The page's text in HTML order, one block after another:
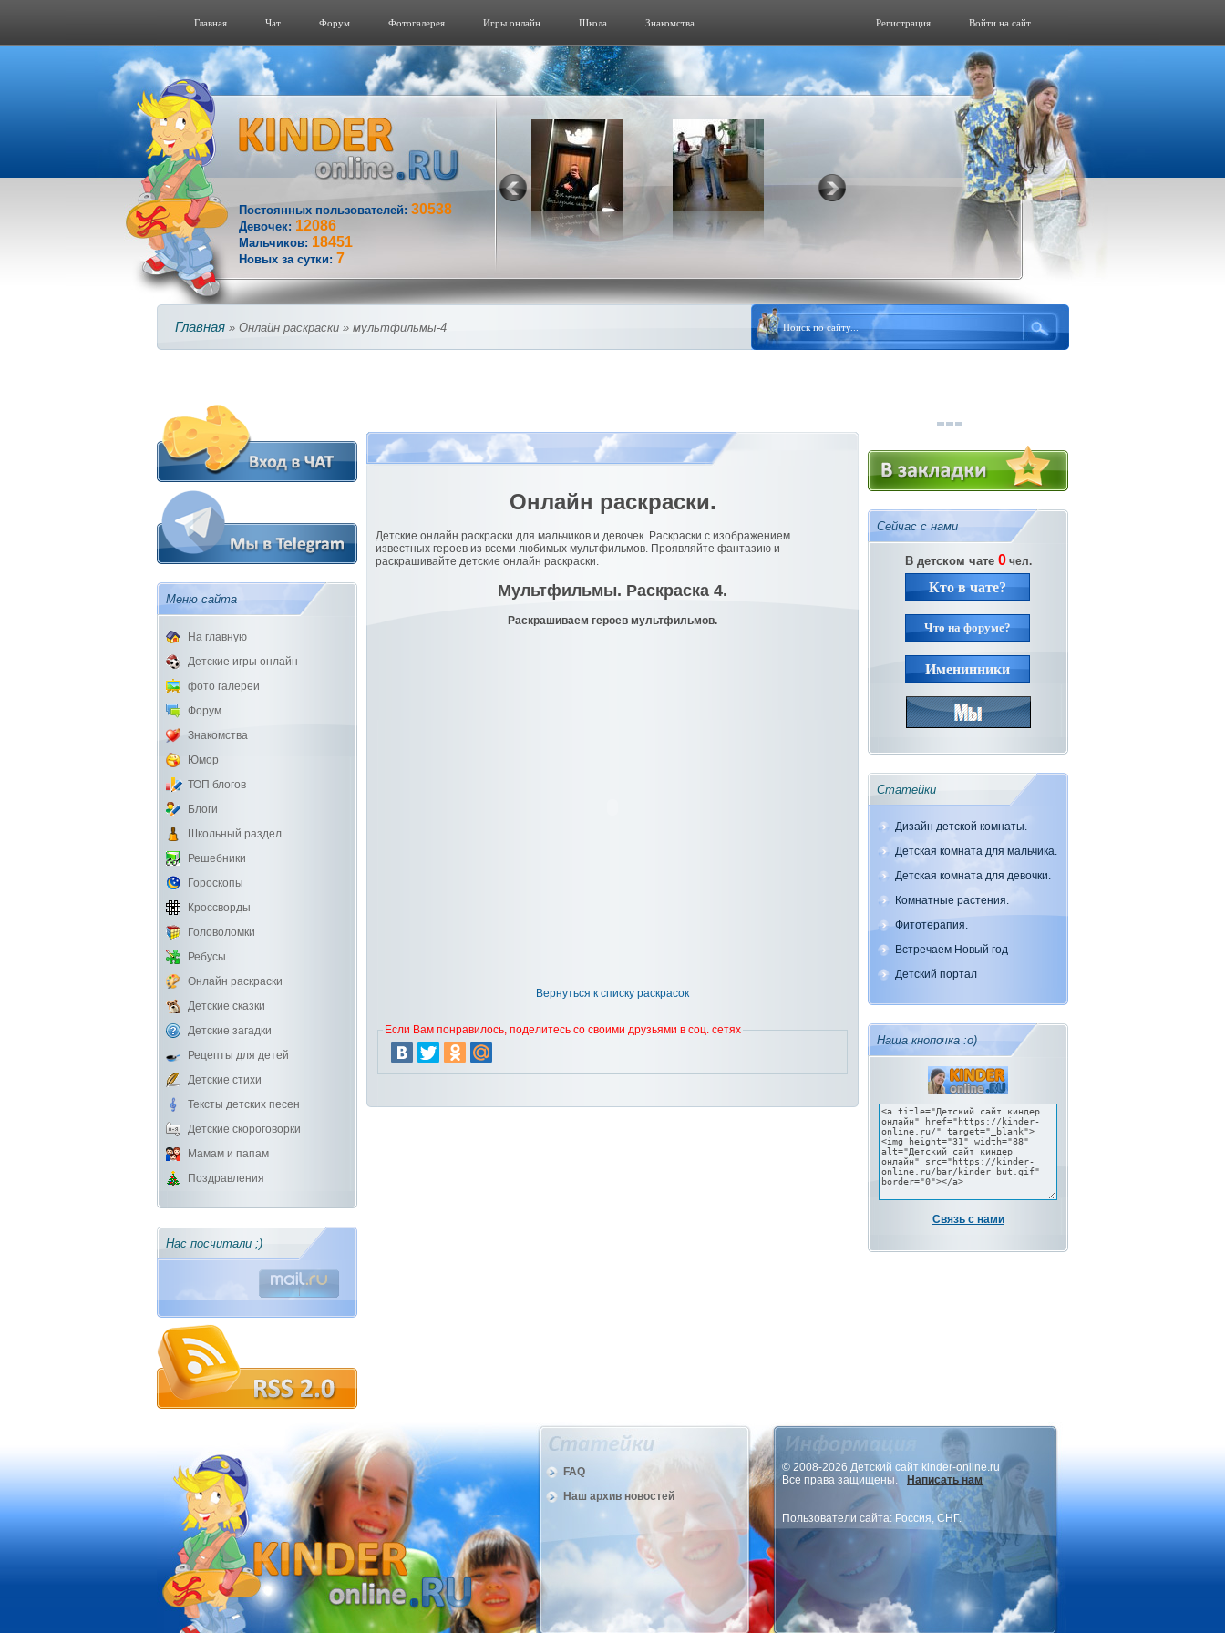
Главная Чат Форум Фотогалерeя Игры онлайн Школа Знакомства Войти на сайт
Регистрация
Постоянных пользователей: 30538
Девочек: 12086
Мальчиков: 18451
Новых за сутки: 7
Главная » Онлайн раскраски » мультфильмы-4
Меню сайта
На главную
Детские игры онлайн
фото галереи
Форум
Знакомства
Юмор
ТОП блогов
Блоги
Школьный раздел
Решебники
Гороскопы
Кроссворды
Головоломки
Ребусы
Онлайн раскраски
Детские сказки
Детские загадки
Рецепты для детей
Детские стихи
Тексты детских песен
Детские скороговорки
Мамам и папам
Поздравления
Нас посчитали ;)
Онлайн раскраски.
Детские онлайн раскраски для мальчиков и девочек. Раскраски с изображением
известных героев из всеми любимых мультфильмов. Проявляйте фантазию и
раскрашивайте детские онлайн раскраски.
Мультфильмы. Раскраска 4.
Раскрашиваем героев мультфильмов.
Вернуться к списку раскрасок
Если Вам понравилось, поделитесь со своими друзьями в соц. сетях
Сейчас с нами
В детском чате 0чел.
Кто в чате?
Что на форуме?
Именинники
Статейки
Дизайн детской комнаты.
Детская комната для мальчика.
Детская комната для девочки.
Комнатные растения.
Фитотерапия.
Встречаем Новый год
Детский портал
Наша кнопочка :о)
Связь с нами
FAQ
Наш архив новостей
© 2008-2026 Детский сайт kinder-online.ru
Все права защищены.
Написать нам
Пользователи сайта: Россия, СНГ.